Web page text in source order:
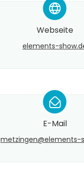
*
Webseite
elements-
*
E-Mail
metzingen@​elements-